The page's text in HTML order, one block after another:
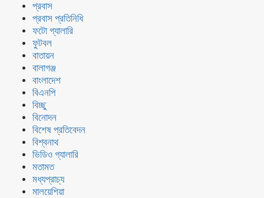
প্রবাস
প্রবাস প্রতিনিধি
ফটো গ্যালারি
ফুটবল
বাতায়ন
বালাগঞ্জ
বাংলাদেশ
বিএনপি
বিচ্ছু
বিনোদন
বিশেষ প্রতিবেদন
বিশ্বনাথ
ভিডিও গ্যালারি
মতামত
মধ্যপ্রাচ্য
মালয়েশিয়া